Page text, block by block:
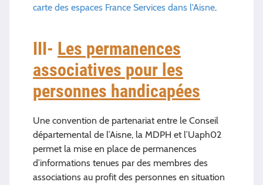
carte des espaces France Services dans l'Aisne.
III- Les permanences
associatives pour les
personnes handicapées
Une convention de partenariat entre le Conseil
départemental de l’Aisne, la MDPH et l’Uaph02
permet la mise en place de permanences
d’informations tenues par des membres des
associations au profit des personnes en situation